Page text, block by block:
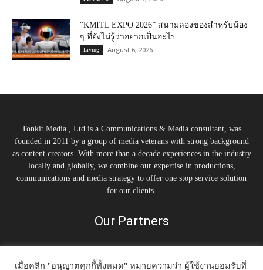
“KMITL EXPO 2026” สนามลองของสำหรับน้อง
ๆ ที่ยังไม่รู้ว่าอยากเป็นอะไร
Living August 6, 2026
Tonkit Media., Ltd is a Communications & Media consultant, was
founded in 2011 by a group of media veterans with strong background
as content creators. With more than a decade experiences in the industry
locally and globally, we combine our expertise in productions,
communications and media strategy to offer one stop service solution
for our clients.
Our Partners
เมื่อคลิก "อนุญาตคุกกี้ทั้งหมด" หมายความว่า ผู้ใช้งานยอมรับที่